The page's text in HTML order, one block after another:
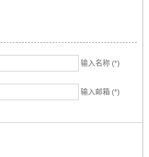
输入名称 (*)
输入邮箱 (*)